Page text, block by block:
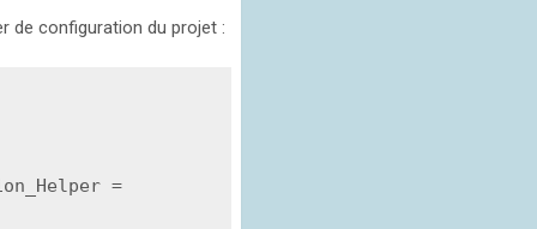
de configuration du projet :
=